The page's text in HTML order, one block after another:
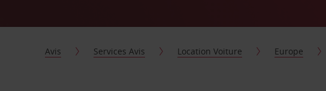
Avis Services Avis Location Voiture Europe